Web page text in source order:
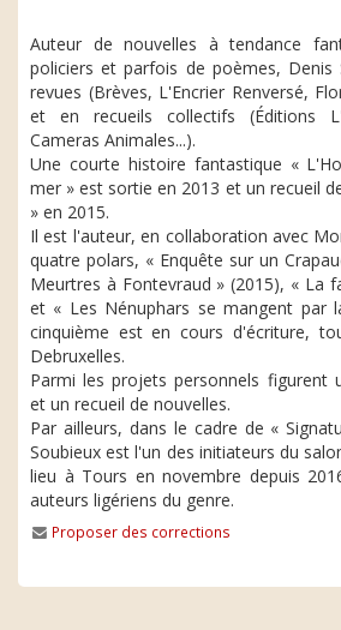
Auteur de nouvelles à tendance
policiers et parfois de poèmes, Denis
revues (Brèves, L'Encrier Renversé,
et en recueils collectifs (Éditions
Cameras Animales...).
Une courte histoire fantastique «
mer » est sortie en 2013 et un recueil
» en 2015.
Il est l'auteur, en collaboration avec
quatre polars, « Enquête sur un
Meurtres à Fontevraud » (2015), « La
et « Les Nénuphars se mangent par
cinquième est en cours d'écriture,
Debruxelles.
Parmi les projets personnels figurent
et un recueil de nouvelles.
Par ailleurs, dans le cadre de «
Soubieux est l'un des initiateurs du
lieu à Tours en novembre depuis
auteurs ligériens du genre.
Proposer des corrections